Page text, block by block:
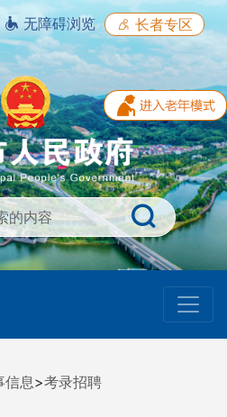
无障碍浏览 长者专区
信息>考录招聘